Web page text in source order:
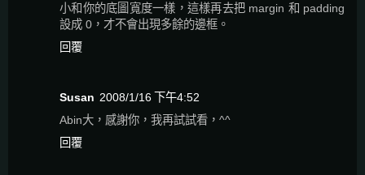
小和你的底圖寬度一樣，這樣再去把 margin 和 padding
設成 0，才不會出現多餘的邊框。
回覆
Susan 2008/1/16 下午4:52
Abin大，感謝你，我再試試看，^^
回覆